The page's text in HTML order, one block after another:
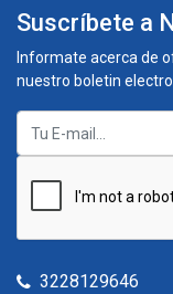
Suscríbete a
Informate acerca de
nuestro boletin
3228129646